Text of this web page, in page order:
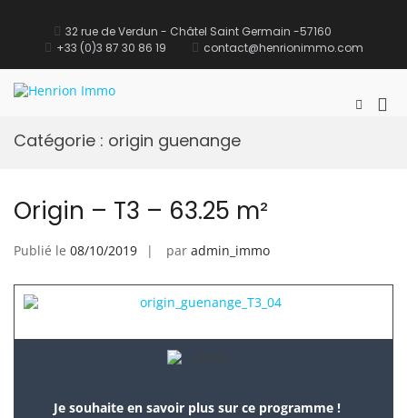
32 rue de Verdun - Châtel Saint Germain -57160
+33 (0)3 87 30 86 19
contact@henrionimmo.com
Catégorie : origin guenange
Origin – T3 – 63.25 m²
Publié le 08/10/2019 par admin_immo
Je souhaite en savoir plus sur ce programme !